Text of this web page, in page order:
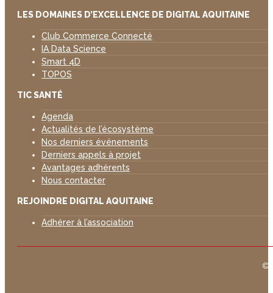
LES DOMAINES D’EXCELLENCE DE DIGITAL AQUITAINE
Club Commerce Connecté
IA Data Science
Smart 4D
TOPOS
TIC SANTÉ
Agenda
Actualités de l’écosystème
Nos derniers événements
Derniers appels à projet
Avantages adhérents
Nous contacter
REJOINDRE DIGITAL AQUITAINE
Adhérer à l’association